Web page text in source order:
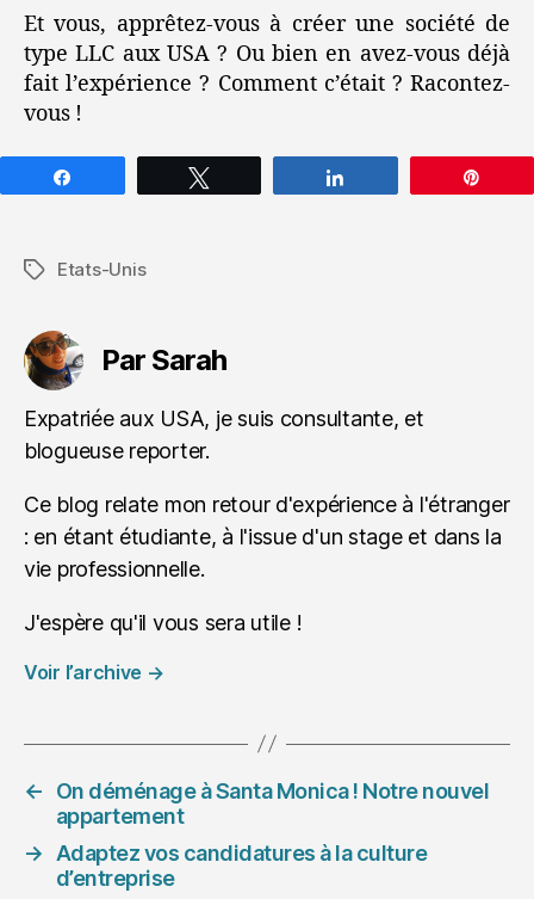
Et vous, apprêtez-vous à créer une société de
type LLC aux USA ? Ou bien en avez-vous déjà
fait l’expérience ? Comment c’était ? Racontez-
vous !
Étiquettes
Etats-Unis
Par Sarah
Expatriée aux USA, je suis consultante, et
blogueuse reporter.
Ce blog relate mon retour d'expérience à l'étranger
: en étant étudiante, à l'issue d'un stage et dans la
vie professionnelle.
J'espère qu'il vous sera utile !
Voir l’archive →
←
On déménage à Santa Monica ! Notre nouvel
appartement
→
Adaptez vos candidatures à la culture
d’entreprise